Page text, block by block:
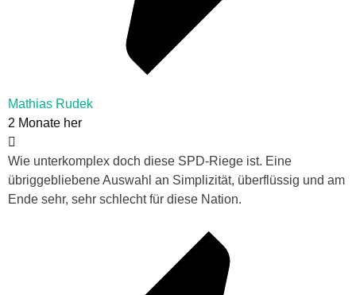
Mathias Rudek
2 Monate her
Wie unterkomplex doch diese SPD-Riege ist. Eine
übriggebliebene Auswahl an Simplizität, überflüssig und am
Ende sehr, sehr schlecht für diese Nation.